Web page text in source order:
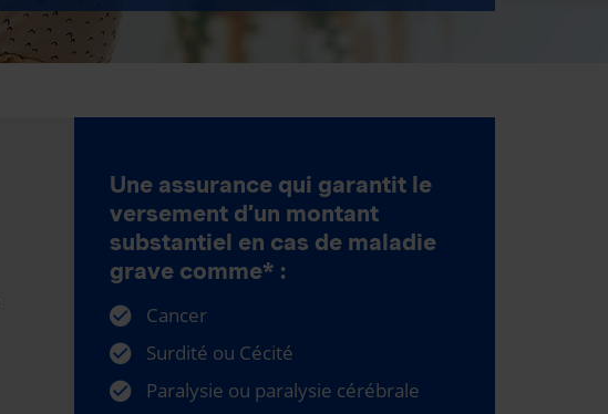
Une assurance qui garantit le
versement d’un montant
substantiel en cas de maladie
grave comme* :
Cancer
Surdité ou Cécité
Paralysie ou paralysie cérébrale